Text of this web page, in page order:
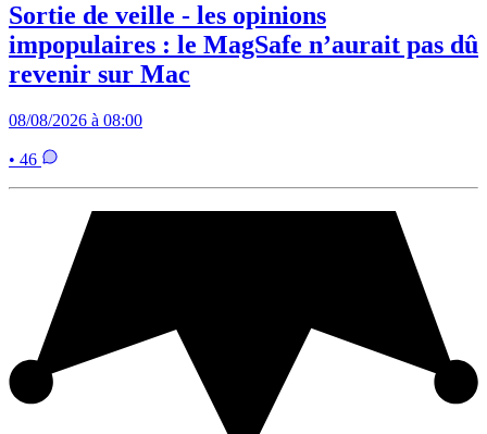
Sortie de veille - les opinions
impopulaires : le MagSafe n’aurait pas dû
revenir sur Mac
08/08/2026 à 08:00
• 46